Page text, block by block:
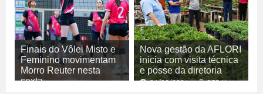
Finais do Vôlei Misto e
Feminino movimentam
Morro Reuter nesta
sexta
Nova gestão da AFLORI
inicia com visita técnica
e posse da diretoria
06/08/2026 GERAL